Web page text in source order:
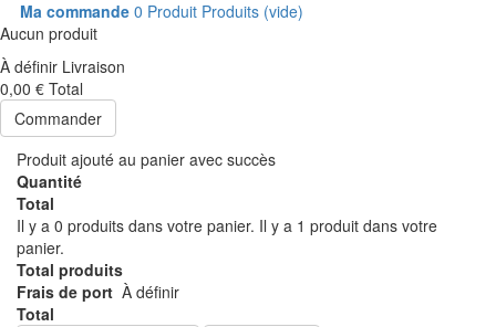
Ma commande 0 Produit Produits (vide)
Aucun produit
À définir Livraison
0,00 € Total
Commander
Produit ajouté au panier avec succès
Quantité
Total
Il y a 0 produits dans votre panier. Il y a 1 produit dans votre
panier.
Total produits
Frais de port À définir
Total